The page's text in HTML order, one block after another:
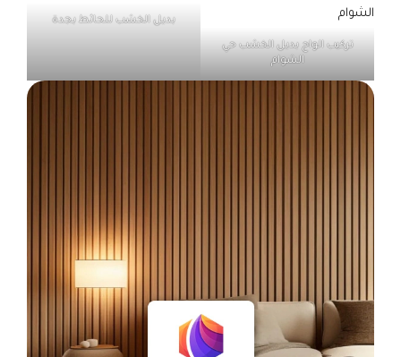
تركيب الواح بديل الخشب حي
الشوام
بديل الخشب للحائط بجدة